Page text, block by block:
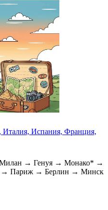
Италия, Испания, Франция,
→ Генуя → Монако* →
→ Париж → Берлин → Минск